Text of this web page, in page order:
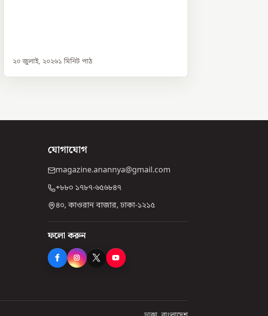
২০ জুলাই, ২০২৬১ মিনিট পাঠ
যোগাযোগ
magazine.anannya@gmail.com
+৮৮০ ১৭৮৭-৬৫৬৮৪৭
৪০, কাওরান বাজার, ঢাকা-১২১৫
ফলো করুন